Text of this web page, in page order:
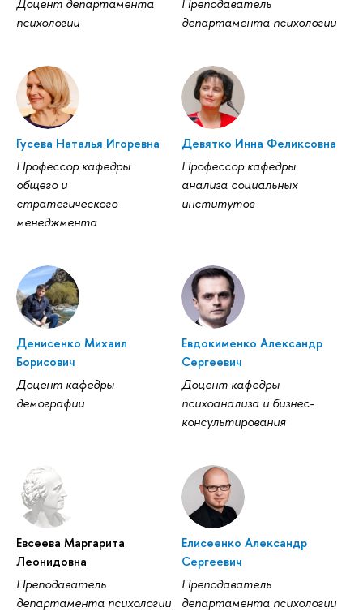
Доцент департамента
психологии
Преподаватель
департамента психологии
Гусева Наталья Игоревна
Профессор кафедры
общего и
стратегического
менеджмента
Девятко Инна Феликсовна
Профессор кафедры
анализа социальных
институтов
Денисенко Михаил
Борисович
Доцент кафедры
демографии
Евдокименко Александр
Сергеевич
Доцент кафедры
психоанализа и бизнес-
консультирования
Евсеева Маргарита
Леонидовна
Преподаватель
департамента психологии
Елисеенко Александр
Сергеевич
Преподаватель
департамента психологии